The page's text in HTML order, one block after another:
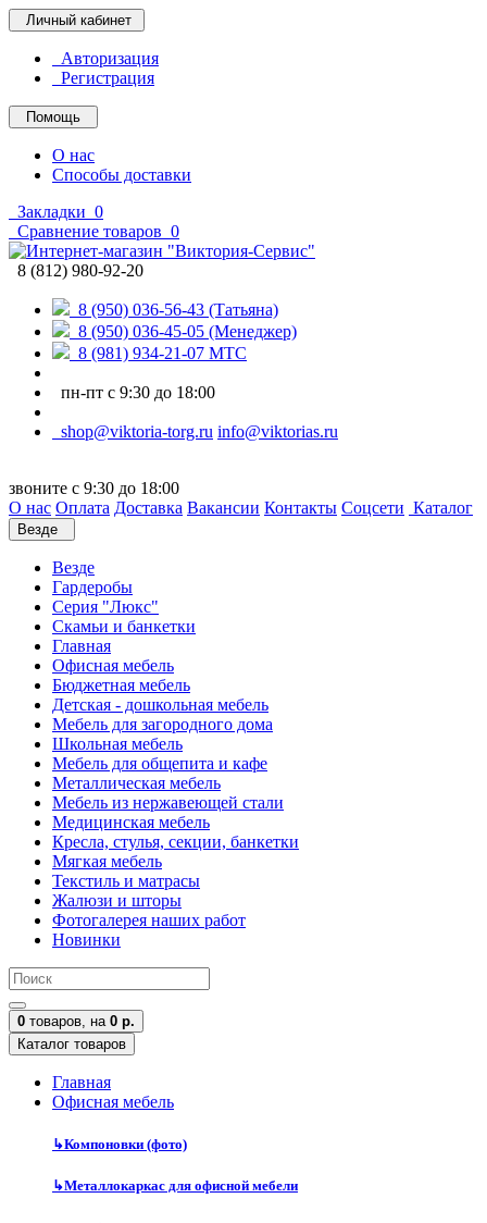
Личный кабинет
Авторизация
Регистрация
Помощь
О нас
Способы доставки
Закладки 0
Сравнение товаров 0
8 (812) 980-92-20
8 (950) 036-56-43 (Татьяна)
8 (950) 036-45-05 (Менеджер)
8 (981) 934-21-07 МТС
пн-пт с 9:30 до 18:00
shop@viktoria-torg.ru info@viktorias.ru
звоните с 9:30 до 18:00
О нас Оплата Доставка Вакансии Контакты Соцсети Каталог
Везде
Везде
Гардеробы
Серия "Люкс"
Скамьи и банкетки
Главная
Офисная мебель
Бюджетная мебель
Детская - дошкольная мебель
Мебель для загородного дома
Школьная мебель
Мебель для общепита и кафе
Металлическая мебель
Мебель из нержавеющей стали
Медицинская мебель
Кресла, стулья, секции, банкетки
Мягкая мебель
Текстиль и матрасы
Жалюзи и шторы
Фотогалерея наших работ
Новинки
0 товаров, на 0 р.
Каталог товаров
Главная
Офисная мебель
↳Компоновки (фото)
↳Металлокаркас для офисной мебели